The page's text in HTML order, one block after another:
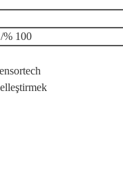
% 100